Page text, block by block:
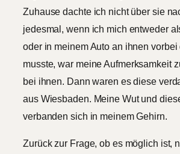
Zuhause dachte ich nicht über sie
jedesmal, wenn ich mich entweder
oder in meinem Auto an ihnen vorbei
musste, war meine Aufmerksamkeit
bei ihnen. Dann waren es diese
aus Wiesbaden. Meine Wut und
verbanden sich in meinem Gehirn.
Zurück zur Frage, ob es möglich ist,